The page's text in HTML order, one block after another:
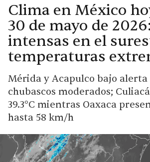
Clima en México
30 de mayo de
intensas en el
temperaturas
Mérida y Acapulco bajo
chubascos moderados;
39.3°C mientras Oaxaca
hasta 58 km/h